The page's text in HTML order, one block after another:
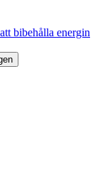
bibehålla energin